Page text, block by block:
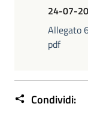
24-07-
Allegato
pdf
Condividi: